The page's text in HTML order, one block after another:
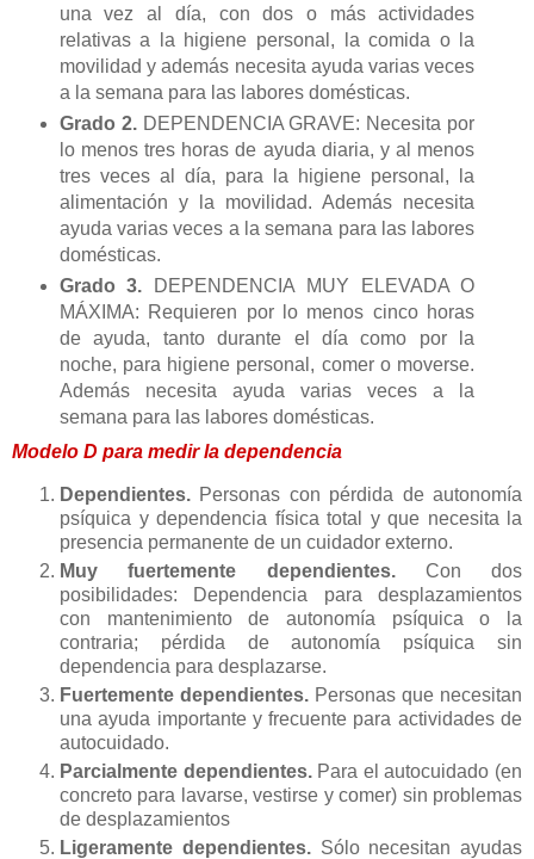
una vez al día, con dos o más actividades
relativas a la higiene personal, la comida o la
movilidad y además necesita ayuda varias veces
a la semana para las labores domésticas.
Grado 2.DEPENDENCIA GRAVE: Necesita por
lo menos tres horas de ayuda diaria, y al menos
tres veces al día, para la higiene personal, la
alimentación y la movilidad. Además necesita
ayuda varias veces a la semana para las labores
domésticas.
Grado 3. DEPENDENCIA MUY ELEVADA O
MÁXIMA: Requieren por lo menos cinco horas
de ayuda, tanto durante el día como por la
noche, para higiene personal, comer o moverse.
Además necesita ayuda varias veces a la
semana para las labores domésticas.
Modelo D para medir la dependencia
Dependientes. Personas con pérdida de autonomía
psíquica y dependencia física total y que necesita la
presencia permanente de un cuidador externo.
Muy fuertemente dependientes.Con dos
posibilidades: Dependencia para desplazamientos
con mantenimiento de autonomía psíquica o la
contraria; pérdida de autonomía psíquica sin
dependencia para desplazarse.
Fuertemente dependientes. Personas que necesitan
una ayuda importante y frecuente para actividades de
autocuidado.
Parcialmente dependientes.Para el autocuidado (en
concreto para lavarse, vestirse y comer) sin problemas
de desplazamientos
Ligeramente dependientes.Sólo necesitan ayudas